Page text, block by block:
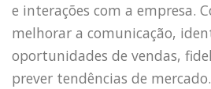
e interações com a empresa.
melhorar a comunicação,
oportunidades de vendas,
prever tendências de mercado.